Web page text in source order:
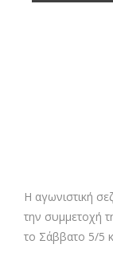
Η αγωνιστική
την συμμετοχή
το Σάββατο 5/5